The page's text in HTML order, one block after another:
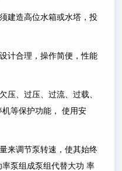
建造高位水箱或水塔，投
计合理，操作简便，性能
压、过压、过流、过载、
等保护功能， 使用安
来调节泵转速，使其始终
泵组成泵组代替大功 率